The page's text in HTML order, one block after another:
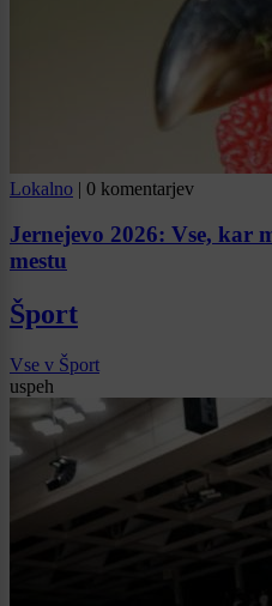
Lokalno | 0 komentarjev
Jernejevo 2026: Vse, kar
mestu
Šport
Vse v Šport
uspeh